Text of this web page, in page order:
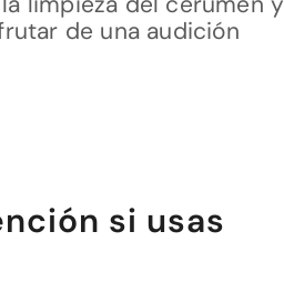
de una audición
si usas